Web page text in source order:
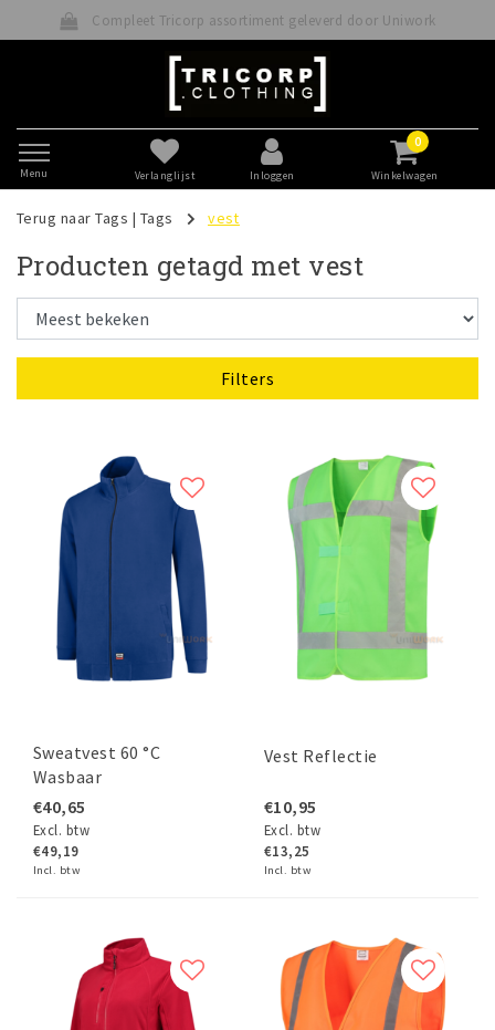
Tricorp assortiment geleverd door Uniwork
Menu Verlanglijst Inloggen
0
Winkelwagen
Terug naar Tags | Tags vest
Producten getagd met vest
Filters
Sweatvest 60 °C
Wasbaar
€40,65
Excl. btw
€49,19
Incl. btw
Vest Reflectie
€10,95
Excl. btw
€13,25
Incl. btw